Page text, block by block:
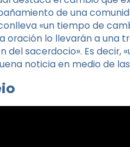
de una
«un tiempo de
oración lo llevarán a una
del sacerdocio». Es decir,
noticia en medio de